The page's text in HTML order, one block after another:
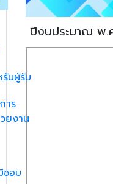
ปีงบประมาณ พ.
บผู้รับ
าร
ยงาน
ชอบ